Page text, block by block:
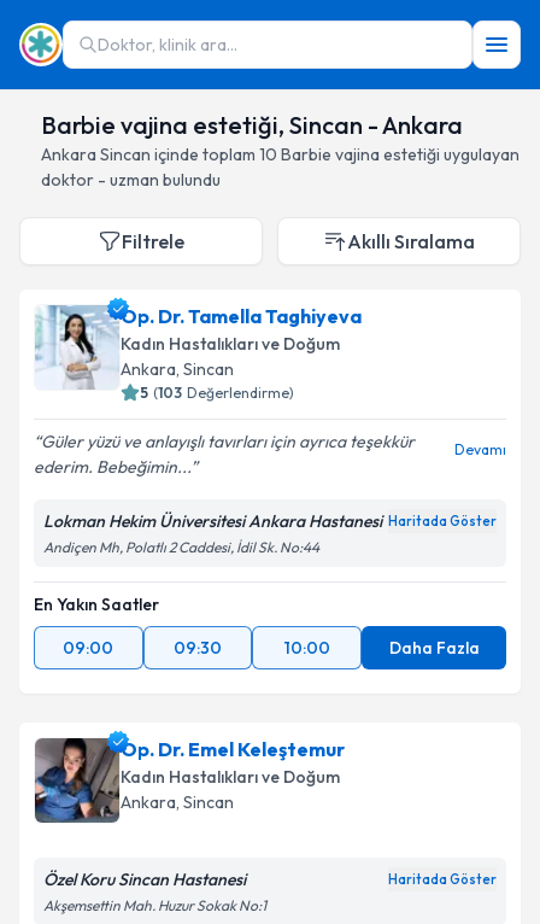
Doktor, klinik ara...
Barbie vajina estetiği, Sincan - Ankara
Ankara Sincan içinde toplam 10 Barbie vajina estetiği uygulayan
doktor - uzman bulundu
Filtrele Akıllı Sıralama
Op. Dr. Tamella Taghiyeva
Kadın Hastalıkları ve Doğum
Ankara, Sincan
5 (103 Değerlendirme)
Güler yüzü ve anlayışlı tavırları için ayrıca teşekkür
ederim. Bebeğimin...
Devamı
Lokman Hekim Üniversitesi Ankara Hastanesi Haritada Göster
Andiçen Mh, Polatlı 2 Caddesi, İdil Sk. No:44
En Yakın Saatler
09:00
09:30 10:00 Daha Fazla
Op. Dr. Emel Keleştemur
Kadın Hastalıkları ve Doğum
Ankara, Sincan
Özel Koru Sincan Hastanesi Haritada Göster
Akşemsettin Mah. Huzur Sokak No:1